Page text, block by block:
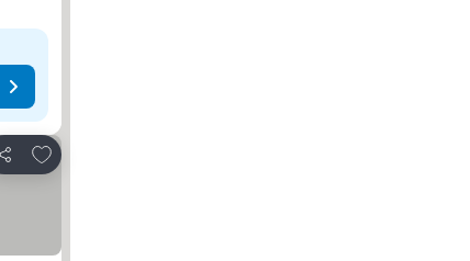
Condividi
Aggiungi ai preferiti